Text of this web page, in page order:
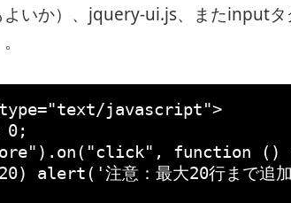
よいか）、jquery-ui.js、またinputタ
"text/javascript">
0;
).on( "click" , function
()
20) alert( '注意：最大20行まで追